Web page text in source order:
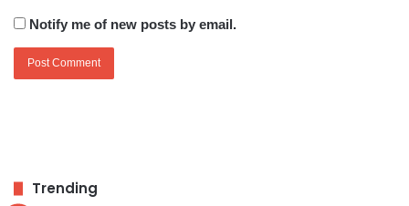
Notify me of new posts by email.
Trending